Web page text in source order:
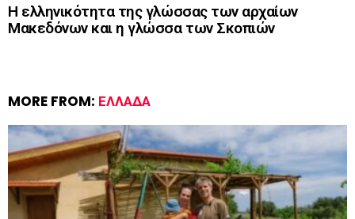
Η ελληνικότητα της γλώσσας των αρχαίων
Μακεδόνων και η γλώσσα των Σκοπιών
MORE FROM: ΕΛΛΆΔΑ